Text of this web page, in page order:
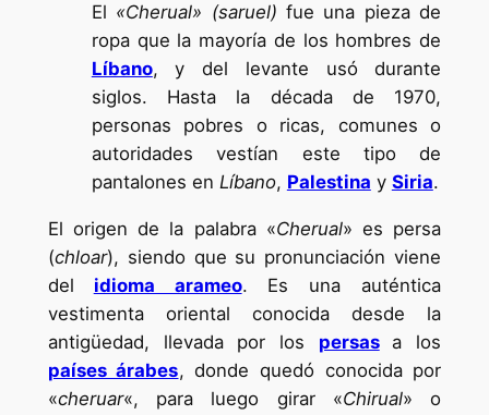
El «Cherual» (saruel) fue una pieza de
ropa que la mayoría de los hombres de
Líbano, y del levante usó durante
siglos. Hasta la década de 1970,
personas pobres o ricas, comunes o
autoridades vestían este tipo de
pantalones en Líbano, Palestina y Siria.
El origen de la palabra «Cherual» es persa
(chloar), siendo que su pronunciación viene
del
idioma arameo. Es una auténtica
vestimenta oriental conocida desde la
antigüedad, llevada por los persas a los
países árabes, donde quedó conocida por
«cheruar«, para luego girar «Chirual» o